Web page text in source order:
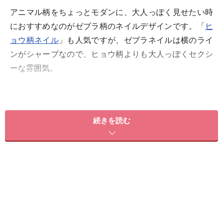
アニマル柄をちょっとモダンに、大人っぽく見せたい時
におすすめなのがゼブラ柄のネイルデザインです。「 ヒ
ョウ柄ネイル 」も人気ですが、ゼブラネイルは横のライ
ンがシャープなので、ヒョウ柄よりも大人っぽくセクシ
ーな雰囲気。
春らしいパステルピンク＆パーブルーで一味違うゼブラネイ
ルに
続きを読む